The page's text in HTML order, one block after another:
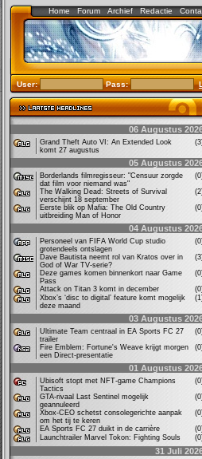
Home Forum Archief Redactie
User: Pass:
06 Augustus
Grand Theft Auto VI: An Extended Look
komt 27 augustus
05 Augustus
Borderlands filmregisseur: "Censuur zorgde
dat film voor niemand was"
The Walking Dead: Streets of Survival
verschijnt 18 september
Eerste blik op Mafia: The Old Country
uitbreiding Man of Honor
04 Augustus
Personeel van FIFA World Cup studio
grotendeels ontslagen
Dave Bautista neemt rol van Kratos over in
God of War TV-serie?
Deze games komen binnenkort naar Game
Pass
Attack on Titan 3 komt in december
Xbox’s ‘disc to digital’ feature komt mogelijk
deze maand
03 Augustus
Ultimate Team centraal in EA Sports FC 27
trailer
Fire Emblem: Fortune's Weave krijgt morgen
een Direct-presentatie
01 Augustus
Ubisoft stopt met NFT-game Champions
Tactics
GTA-rivaal Last Sentinel mogelijk
geannuleerd
Xbox-CEO schetst consolegerichte aanpak
om het tij te keren
EA Sports FC 27 duikt in de carrière
Launchtrailer Marvel Tokon: Fighting Souls
31 Juli